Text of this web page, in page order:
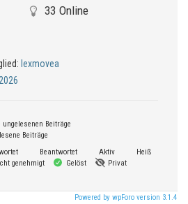
33 Online
lexmovea
Beiträge
Beiträge
Beantwortet Aktiv
Heiß
genehmigt Gelöst
Privat
Powered by wpForo version 3.1.4